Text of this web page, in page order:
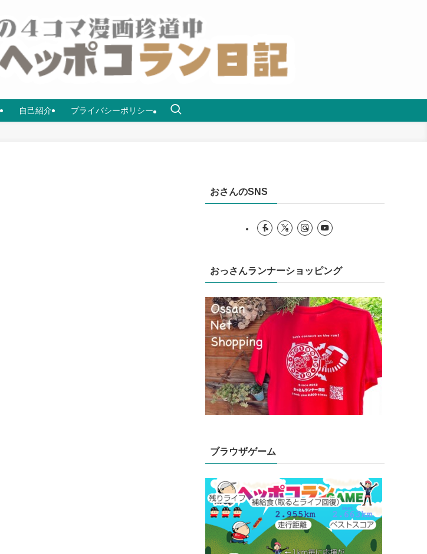
自己紹介 プライバシーポリシー
おさんのSNS
おっさんランナーショッピング
ブラウザゲーム